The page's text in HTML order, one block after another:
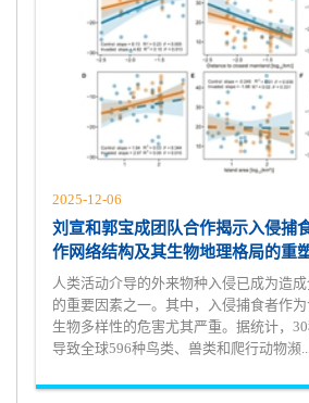
2025-12-06
刘宣和郭宝成团队合作揭示入侵捕
作网络结构及其生物地理格局的重
人类活动介导的外来物种入侵已成为造
的重要因素之一。其中，入侵捕食者作
生物多样性的危害尤其严重。据统计，
导致全球596种鸟类、兽类和爬行动物濒